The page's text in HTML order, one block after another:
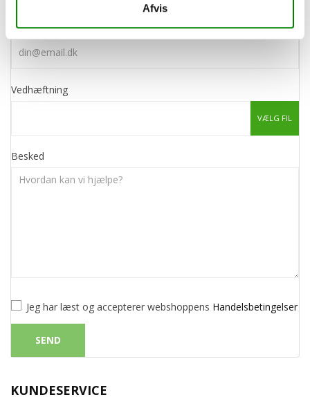
Afvis
E-mail adresse
Vedhæftning
VÆLG FIL
Besked
Jeg har læst og accepterer webshoppens Handelsbetingelser
KUNDESERVICE